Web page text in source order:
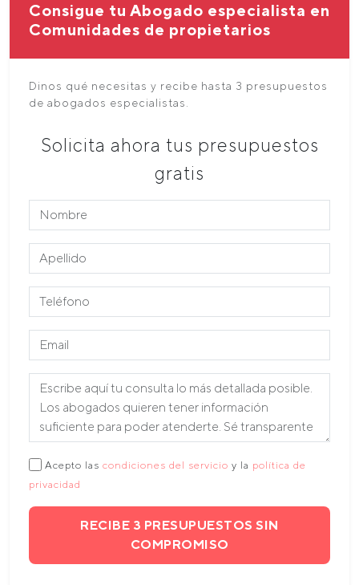
Consigue tu Abogado especialista en
Comunidades de propietarios
Dinos qué necesitas y recibe hasta 3 presupuestos
de abogados especialistas.
Solicita ahora tus presupuestos
gratis
Acepto las condiciones del servicio y la política de
privacidad
RECIBE 3 PRESUPUESTOS SIN
COMPROMISO